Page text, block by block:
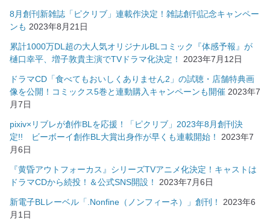
8月創刊新雑誌「ピクリブ」連載作決定！雑誌創刊記念キャンペー
ンも 2023年8月21日
累計1000万DL超の大人気オリジナルBLコミック『体感予報』が
樋口幸平、増子敦貴主演でTVドラマ化決定！
2023年7月12日
ドラマCD「食べてもおいしくありません2」の試聴・店舗特典画
像を公開！コミックス5巻と連動購入キャンペーンも開催 2023年7
月7日
pixiv×リブレが創作BLを応援！「ピクリブ」2023年8月創刊決
定!! ビーボーイ創作BL大賞出身作が早くも連載開始！
2023年7
月6日
『黄昏アウトフォーカス』シリーズTVアニメ化決定！キャストは
ドラマCDから続投！＆公式SNS開設！
2023年7月6日
新電子BLレーベル「.Nonfine（ノンフィーネ）」創刊！
2023年6
月1日